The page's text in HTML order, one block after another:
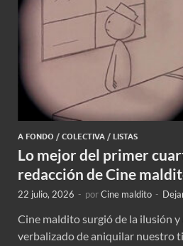
A FONDO / COLECTIVA / LISTAS
Lo mejor del primer
redacción de Cine
22 julio, 2026 - porCine maldito -
Cine maldito surgió de la ilusión
verbalizado de aniquilar nuestro